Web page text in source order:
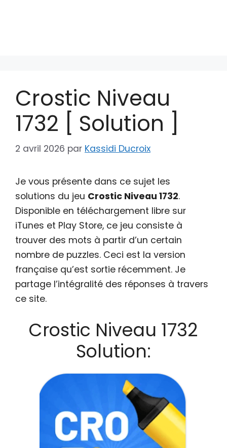
Crostic Niveau
1732 [ Solution ]
2 avril 2026 par Kassidi Ducroix
Je vous présente dans ce sujet les
solutions du jeu Crostic Niveau 1732.
Disponible en téléchargement libre sur
iTunes et Play Store, ce jeu consiste à
trouver des mots à partir d’un certain
nombre de puzzles. Ceci est la version
française qu’est sortie récemment. Je
partage l’intégralité des réponses à travers
ce site.
Crostic Niveau 1732
Solution: